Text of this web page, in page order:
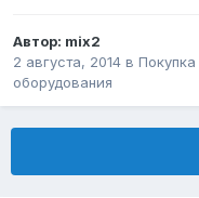
Автор: mix2
2 августа, 2014 в
оборудования